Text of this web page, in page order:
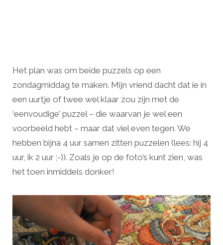
Het plan was om beide puzzels op een
zondagmiddag te maken. Mijn vriend dacht dat ie in
een uurtje of twee wel klaar zou zijn met de
‘eenvoudige’ puzzel – die waarvan je wel een
voorbeeld hebt – maar dat viel even tegen. We
hebben bijna 4 uur samen zitten puzzelen (lees: hij 4
uur, ik 2 uur ;-)). Zoals je op de foto’s kunt zien, was
het toen inmiddels donker!